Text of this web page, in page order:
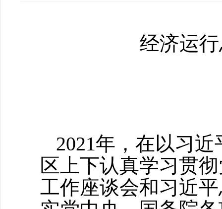
经济运
2021年，在以习
区上下认真学习贯
工作座谈会和习近